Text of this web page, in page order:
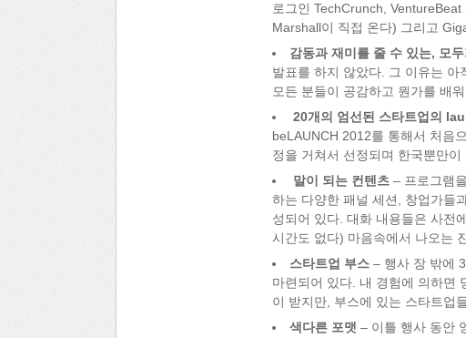
로그인 TechCrunch,
Marshall이 직접 온다) 그리고
감동과 재미를 줄 수 있는, 모
발표를 하지 않았다. 그 이유는
모든 분들이 공감하고 뭔가를 배
20개의 엄선된 스타트업의
beLAUNCH 2012를 통해서 처음
정을 거쳐서 선정되며 한국뿐만
말이 되는 컨텐츠 – 프로그램
하는 다양한 패널 세션, 창업가들
성되어 있다. 대화 내용들은 사전
시간도 없다) 마음속에서 나오는
스타트업 부스 – 행사 장 밖에
마련되어 있다. 내 경험에 의하면
이 받지만, 부스에 있는 스타트업
색다른 포맷 – 이틀 행사 동안